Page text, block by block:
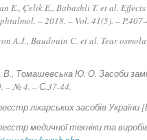
E., Çelik E., Babashli T. et al.
– 2018. – Vol. 41(5). –
A.J., Baudouin C. et al. Tear
В., Томашевська Ю. О. Засоби
– № 4. – С.37-44.
лікарських засобів
медичної техніки та